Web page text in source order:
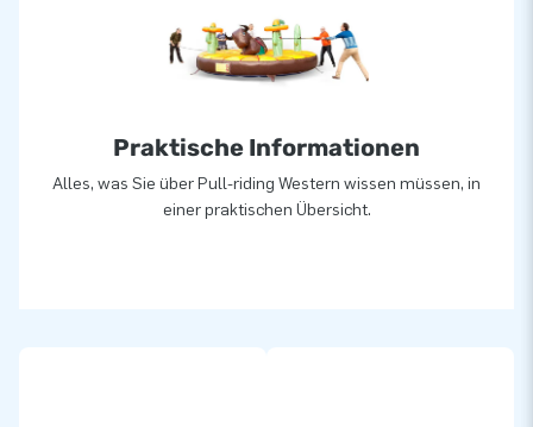
Sie nennen uns auch "creators of greatness".
Praktische Informationen
Alles, was Sie über Pull-riding Western wissen müssen, in
einer praktischen Übersicht.